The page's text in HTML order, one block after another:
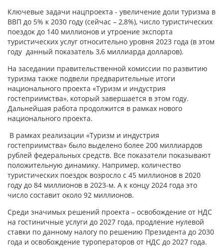
Ключевые задачи нацпроекта - увеличение доли туризма в
ВВП до 5% к 2030 году (сейчас – 2,8%), число туристических
поездок до 140 миллионов и утроение экспорта
туристических услуг относительно уровня 2023 года (в этом
году данный показатель 3,6 миллиарда долларов).
На заседании правительственной комиссии по развитию
туризма также подвели предварительные итоги
национального проекта «Туризм и индустрия
гостеприимства», который завершается в этом году.
Дальнейшая работа продолжится в рамках нового
национального проекта.
В рамках реализации «Туризм и индустрия
гостеприимства» было выделено более 200 миллиардов
рублей федеральных средств. Все показатели показывают
положительную динамику. Например, количество
туристических поездок возросло с 45 миллионов в 2020
году до 84 миллионов в 2023-м. А к концу 2024 года это
число составит около 92 миллионов.
Среди значимых решений проекта – освобождение от НДС
на гостиничные услуги до 2027 года, продление нулевой
ставки по данному налогу по решению Президента до 2030
года и освобождение туроператоров от НДС до 2027 года.